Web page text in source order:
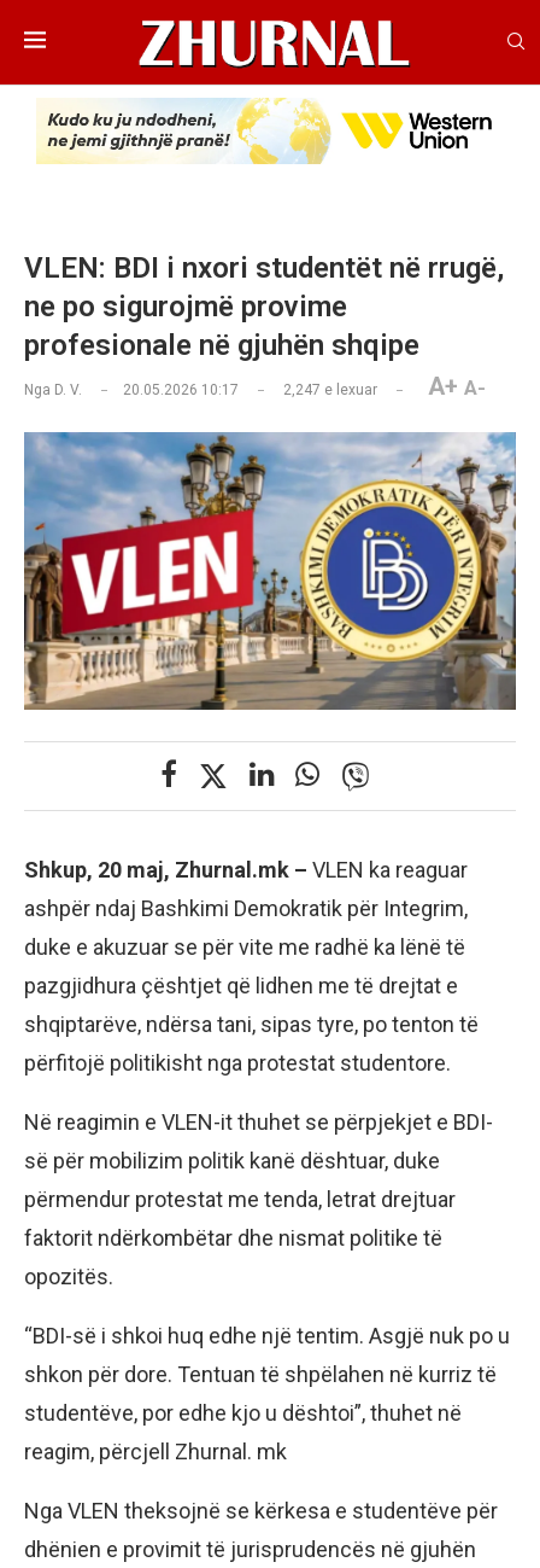
VLEN: BDI i nxori studentët në rrugë,
ne po sigurojmë provime
profesionale në gjuhën shqipe
Nga D. V. 20.05.2026 10:17 2,247 e lexuar A+ A-
Shkup, 20 maj, Zhurnal.mk – VLEN ka reaguar
ashpër ndaj Bashkimi Demokratik për Integrim,
duke e akuzuar se për vite me radhë ka lënë të
pazgjidhura çështjet që lidhen me të drejtat e
shqiptarëve, ndërsa tani, sipas tyre, po tenton të
përfitojë politikisht nga protestat studentore.
Në reagimin e VLEN-it thuhet se përpjekjet e BDI-
së për mobilizim politik kanë dështuar, duke
përmendur protestat me tenda, letrat drejtuar
faktorit ndërkombëtar dhe nismat politike të
opozitës.
“BDI-së i shkoi huq edhe një tentim. Asgjë nuk po u
shkon për dore. Tentuan të shpëlahen në kurriz të
studentëve, por edhe kjo u dështoi”, thuhet në
reagim, përcjell Zhurnal. mk
Nga VLEN theksojnë se kërkesa e studentëve për
dhënien e provimit të jurisprudencës në gjuhën